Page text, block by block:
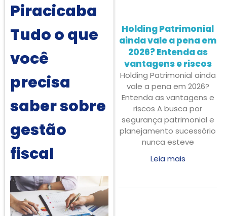
Piracicaba
Tudo o que
você
precisa
saber sobre
gestão
fiscal
Holding Patrimonial
ainda vale a pena em
2026? Entenda as
vantagens e riscos
Holding Patrimonial ainda
vale a pena em 2026?
Entenda as vantagens e
riscos A busca por
segurança patrimonial e
planejamento sucessório
nunca esteve
Leia mais